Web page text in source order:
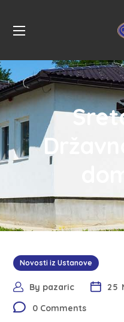
Novosti iz Ustanove
By pazaric
25
0 Comments